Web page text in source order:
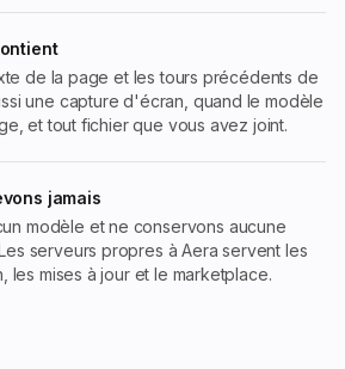
de la page et les tours précédents de
une capture d'écran, quand le modèle
et tout fichier que vous avez joint.
jamais
modèle et ne conservons aucune
serveurs propres à Aera servent les
les mises à jour et le marketplace.